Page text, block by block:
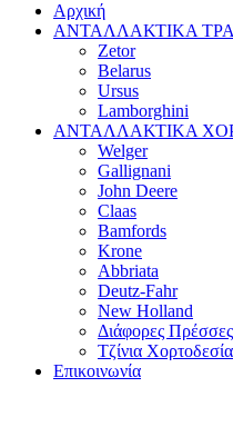
Αρχική
ΑΝΤΑΛΛΑΚΤΙΚΑ
Zetor
Belarus
Ursus
Lamborghini
ΑΝΤΑΛΛΑΚΤΙΚΑ
Welger
Gallignani
John Deere
Claas
Bamfords
Krone
Abbriata
Deutz-Fahr
New Holland
Διάφορες Πρέσσες
Τζίνια
Επικοινωνία